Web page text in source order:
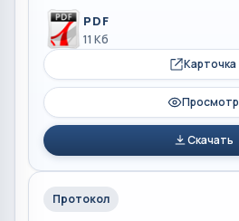
PDF
11 Кб
Карточка
Просмотр
Скачать
Протокол